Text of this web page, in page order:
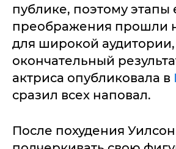
публике, поэтому этапы
преображения прошли
для широкой аудитории,
окончательный
актриса опубликовала в
сразил всех наповал.
После похудения